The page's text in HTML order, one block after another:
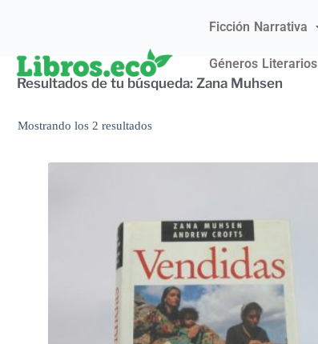
Ficción Narrativa
Géneros Literarios
Resultados de tu búsqueda: Zana Muhsen
Mostrando los 2 resultados